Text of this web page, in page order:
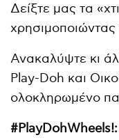
Δείξτε μας τα
Ανακαλύψτε κι
Play-Doh και
ολοκληρωμένο
#PlayDohWheels!: